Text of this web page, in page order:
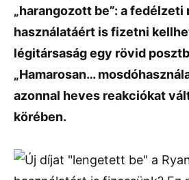
„harangozott be”: a fedélzeti
használatáért is fizetni
légitársaság egy rövid
„Hamarosan…
azonnal heves reakciókat
körében.